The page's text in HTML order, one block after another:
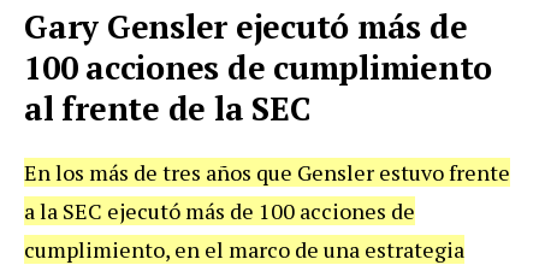
Gary Gensler ejecutó más de
100 acciones de cumplimiento
al frente de la SEC
En los más de tres años que Gensler estuvo frente
a la SEC ejecutó más de 100 acciones de
cumplimiento, en el marco de una estrategia